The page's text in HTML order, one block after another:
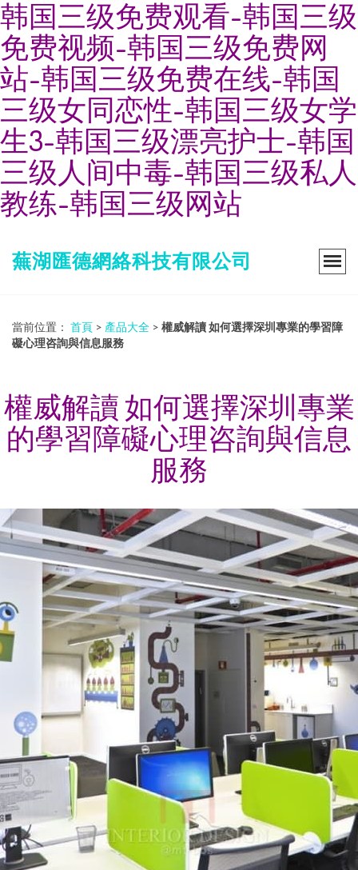
韩国三级免费观看-韩国三级
免费视频-韩国三级免费网
站-韩国三级免费在线-韩国
三级女同恋性-韩国三级女学
生3-韩国三级漂亮护士-韩国
三级人间中毒-韩国三级私人
教练-韩国三级网站
蕪湖匯德網絡科技有限公司
當前位置： 首頁 > 產品大全 > 權威解讀 如何選擇深圳專業的學習障
礙心理咨詢與信息服務
權威解讀 如何選擇深圳專業
的學習障礙心理咨詢與信息
服務